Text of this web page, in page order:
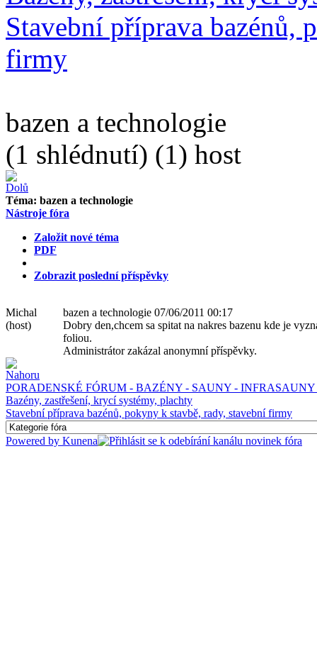
Stavební příprava bazénů,
firmy
bazen a technologie
(1 shlédnutí) (1) host
Téma: bazen a technologie
Nástroje fóra
Založit nové téma
PDF
Zobrazit poslední příspěvky
Michal
(host)
bazen a technologie 07/06/2011 00:17
Dobry den,chcem sa spitat na nakres bazenu kde je
foliou.
Administrátor zakázal anonymní příspěvky.
PORADENSKÉ FÓRUM - BAZÉNY - SAUNY -
Bazény, zastřešení, krycí systémy, plachty
Stavební příprava bazénů, pokyny k stavbě, rady, stavební firmy
Powered by Kunena